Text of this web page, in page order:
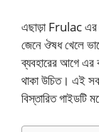
এছাড়া Frulac এর
জেনে ঔষধ খেলে
ব্যবহারের আগে এর
থাকা উচিত। এই
বিস্তারিত গাইডটি